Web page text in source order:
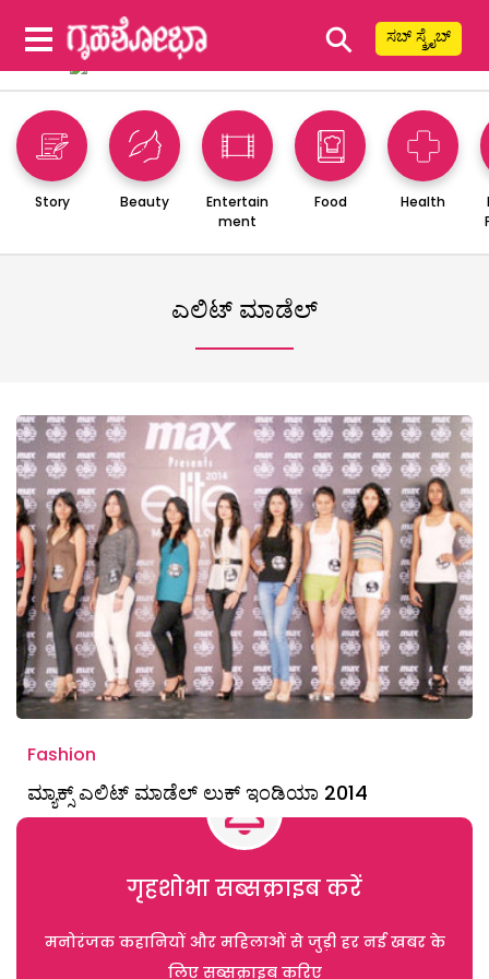
⚲ ಸಬ್ ಸ್ಕ್ರೈಬ್
Story Beauty
Entertain
ment
Food Health
ಎಲಿಟ್ ಮಾಡೆಲ್
Fashion
ಮ್ಯಾಕ್ಸ್ ಎಲಿಟ್ ಮಾಡೆಲ್ ಲುಕ್ ಇಂಡಿಯಾ 2014
गृहशोभा सब्सक्राइब करें
मनोरंजक कहानियों और महिलाओं से जुड़ी हर नई खबर के
लिए सब्सक्राइब करिए